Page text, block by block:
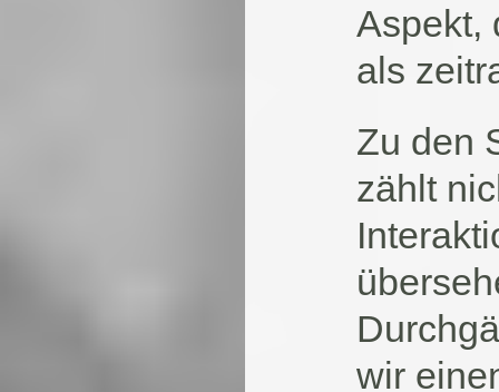
Aspekt,
als
Zu den
zählt
wir